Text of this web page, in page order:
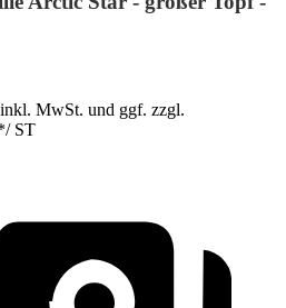
MwSt. und ggf. zzgl.
/ ST